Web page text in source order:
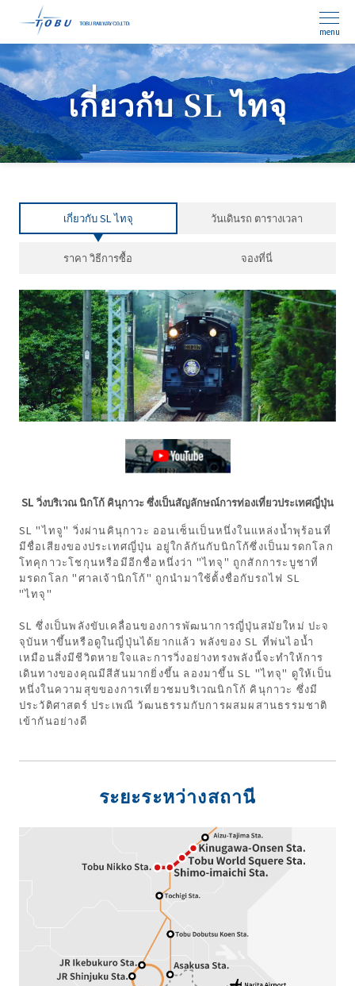
menu
เกี่ยวกับ SL ไทจุ
เกี่ยวกับ SL ไทจุ วันเดินรถ ตารางเวลา
ราคา วิธีการซื้อ จองที่นี่
SL วิ่งบริเวณ นิกโก้ คินุกาวะ ซึ่งเป็นสัญลักษณ์การท่องเที่ยวประเทศญี่ปุ่น
SL "ไทจู" วิ่งผ่านคินุกาวะ ออนเซ็นเป็นหนึ่งในแหล่งน้ำพุร้อนที่
มีชื่อเสียงของประเทศญี่ปุ่น อยู่ใกล้กันกับนิกโก้ซึ่งเป็นมรดกโลก
โทคุกาวะโชกุนหรือมีอีกชื่อหนึ่งว่า "ไทจุ" ถูกสักการะบูชาที่
มรดกโลก "ศาลเจ้านิกโก้" ถูกนำมาใช้ตั้งชื่อกับรถไฟ SL
"ไทจุ"
SL ซึ่งเป็นพลังขับเคลื่อนของการพัฒนาการญี่ปุ่นสมัยใหม่ ปะจ
จุบันหาขึ้นหรือดูในญี่ปุ่นได้ยากแล้ว พลังของ SL ที่พ่นไอน้ำ
เหมือนสิ่งมีชีวิตหายใจและการวิ่งอย่างทรงพลังนี้จะทำให้การ
เดินทางของคุณมีสีสันมากยิ่งขึ้น ลองมาขึ้น SL "ไทจุ" ดูให้เป็น
หนึ่งในความสุขของการเที่ยวชมบริเวณนิกโก้ คินุกาวะ ซึ่งมี
ประวัติศาสตร์ ประเพณี วัฒนธรรมกับการผสมผสานธรรมชาติ
เข้ากันอย่างดี
ระยะระหว่างสถานี